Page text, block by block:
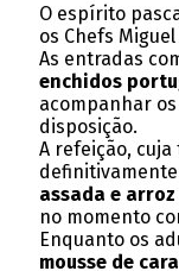
O espírito
os Chefs
As entradas
enchidos
acompanhar
disposição.
A refeição,
assada e
no momento
Enquanto os
mousse de